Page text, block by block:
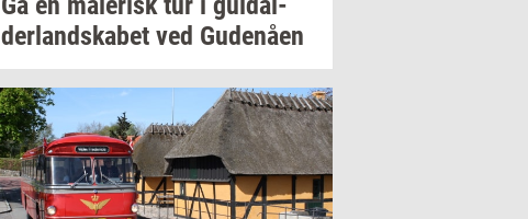
der­land­ska­bet ved Gu­denå­en